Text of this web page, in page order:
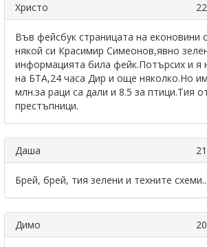
Христо
Във фейсбук страницата на еконовини
някой си Красимир Симеонов,явно
информацията била фейк.Потърсих и я
на БТА,24 часа Дир и още няколко.Но
млн.за раци са дали и 8.5 за птици.Тия
престъпници.
Даша
Брей, брей, тия зелени и техните
Димо